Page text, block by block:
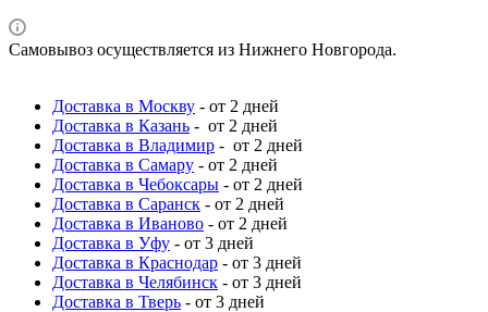
Самовывоз осуществляется из Нижнего Новгорода.
Доставка в Москву - от 2 дней
Доставка в Казань - от 2 дней
Доставка в Владимир - от 2 дней
Доставка в Самару - от 2 дней
Доставка в Чебоксары - от 2 дней
Доставка в Саранск - от 2 дней
Доставка в Иваново - от 2 дней
Доставка в Уфу - от 3 дней
Доставка в Краснодар - от 3 дней
Доставка в Челябинск - от 3 дней
Доставка в Тверь - от 3 дней